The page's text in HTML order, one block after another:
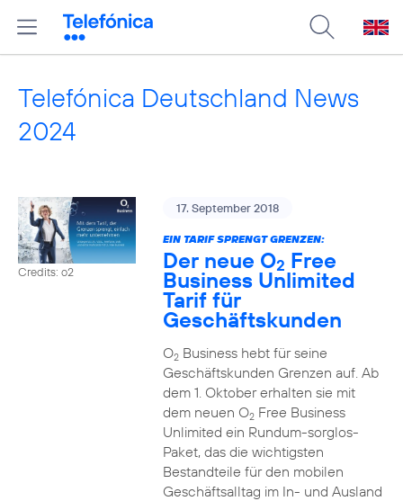
Telefónica Deutschland News
2024
Credits: o2
17. September 2018
EIN TARIF SPRENGT GRENZEN:
Der neue O2 Free
Business Unlimited
Tarif für
Geschäftskunden
O2Business hebt für seine
Geschäftskunden Grenzen auf. Ab
dem 1. Oktober erhalten sie mit
dem neuen O2Free Business
Unlimited ein Rundum-sorglos-
Paket, das die wichtigsten
Bestandteile für den mobilen
Geschäftsalltag im In- und Ausland